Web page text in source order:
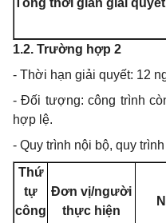
Tổng thời gian giải quyết
1.2. Trường hợp 2
- Thời hạn giải quyết: 12
- Đối tượng: công trình
hợp lệ.
- Quy trình nội bộ, quy
Thứ
tự
công
Đơn vị/người
thực hiện